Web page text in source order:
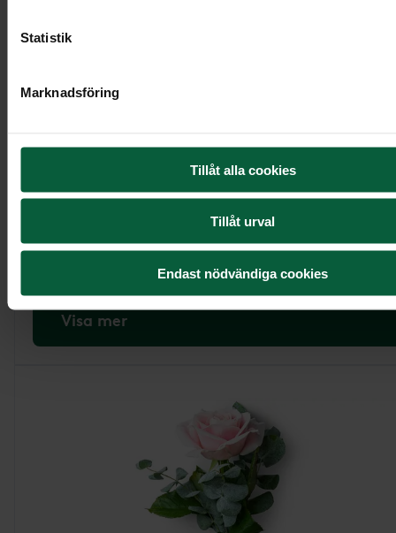
Statistik
Marknadsföring
Tillåt alla cookies
Tillåt urval
Endast nödvändiga cookies
Bukett - Rosaskimrande moln
1 095 kr
Visa mer